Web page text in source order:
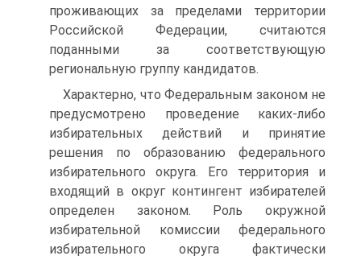
проживающих за пределами территории
Российской Федерации, считаются
поданными за соответствующую
региональную группу кандидатов.
Характерно, что Федеральным законом не
предусмотрено проведение каких-либо
избирательных действий и принятие
решения по образованию федерального
избирательного округа. Его территория и
входящий в округ контингент избирателей
определен законом. Роль окружной
избирательной комиссии федерального
избирательного округа фактически